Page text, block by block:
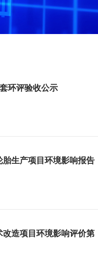
环评验收公示
生产项目环境影响报告
造项目环境影响评价第